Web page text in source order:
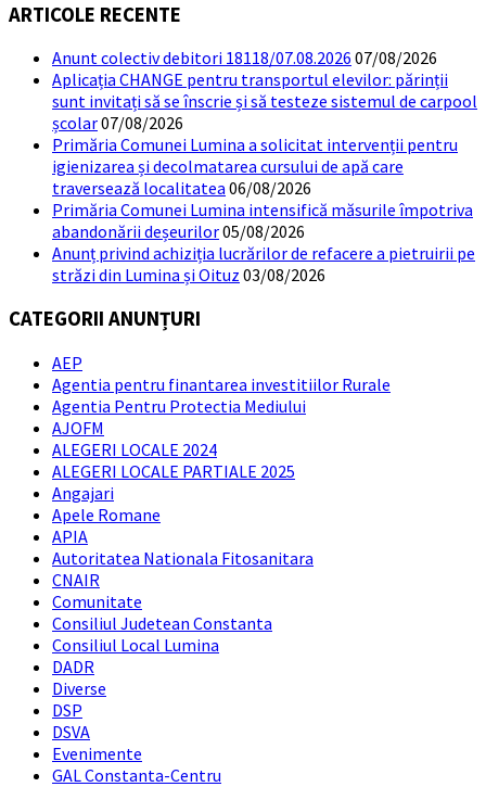
ARTICOLE RECENTE
Anunt colectiv debitori 18118/07.08.2026 07/08/2026
Aplicația CHANGE pentru transportul elevilor: părinții
sunt invitați să se înscrie și să testeze sistemul de carpool
școlar07/08/2026
Primăria Comunei Lumina a solicitat intervenții pentru
igienizarea și decolmatarea cursului de apă care
traversează localitatea 06/08/2026
Primăria Comunei Lumina intensifică măsurile împotriva
abandonării deșeurilor05/08/2026
Anunț privind achiziția lucrărilor de refacere a pietruirii pe
străzi din Lumina și Oituz 03/08/2026
CATEGORII ANUNȚURI
AEP
Agentia pentru finantarea investitiilor Rurale
Agentia Pentru Protectia Mediului
AJOFM
ALEGERI LOCALE 2024
ALEGERI LOCALE PARTIALE 2025
Angajari
Apele Romane
APIA
Autoritatea Nationala Fitosanitara
CNAIR
Comunitate
Consiliul Judetean Constanta
Consiliul Local Lumina
DADR
Diverse
DSP
DSVA
Evenimente
GAL Constanta-Centru